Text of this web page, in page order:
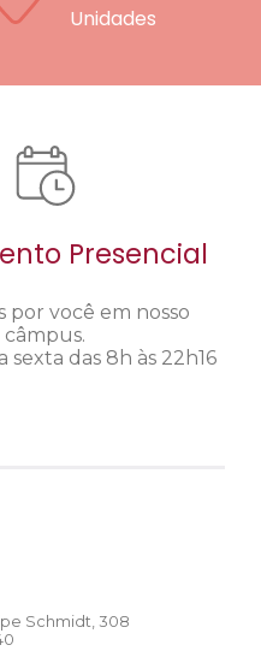
Unidades
Presencial
por você em nosso
câmpus.
sexta das 8h às 22h16
Schmidt, 308